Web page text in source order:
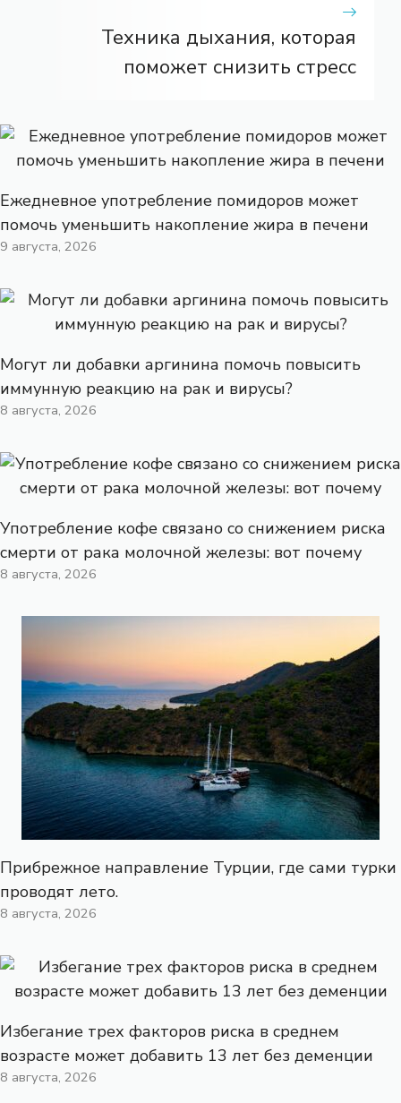
Техника дыхания, которая
поможет снизить стресс
Ежедневное употребление помидоров может
помочь уменьшить накопление жира в печени
9 августа, 2026
Могут ли добавки аргинина помочь повысить
иммунную реакцию на рак и вирусы?
8 августа, 2026
Употребление кофе связано со снижением риска
смерти от рака молочной железы: вот почему
8 августа, 2026
Прибрежное направление Турции, где сами турки
проводят лето.
8 августа, 2026
Избегание трех факторов риска в среднем
возрасте может добавить 13 лет без деменции
8 августа, 2026